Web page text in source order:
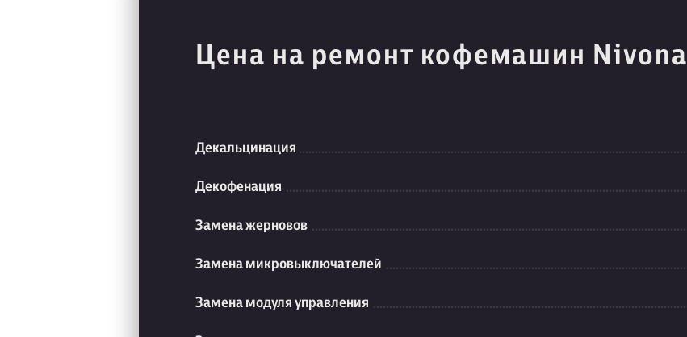
Цена на ремонт кофемашин Nivona
Декальцинация
Декофенация
Замена жерновов
Замена микровыключателей
Замена модуля управления